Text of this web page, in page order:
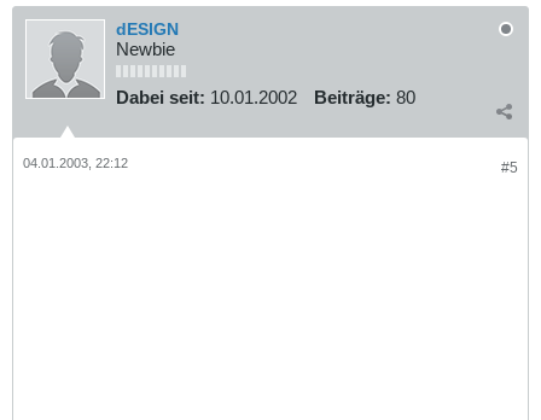
dESIGN
Newbie
Dabei seit: 10.01.2002 Beiträge: 80
#5
04.01.2003, 22:12